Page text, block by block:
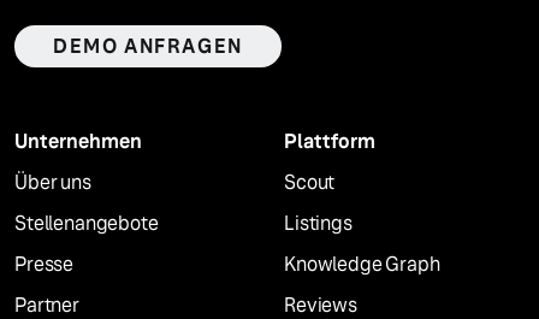
DEMO ANFRAGEN
Unternehmen
Über uns
Stellenangebote
Presse
Partner
Plattform
Scout
Listings
Knowledge Graph
Reviews